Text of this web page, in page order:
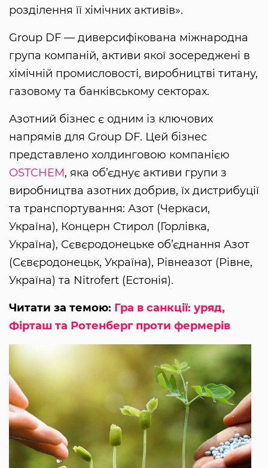
розділення її хімічних активів».
Group DF — диверсифікована міжнародна
група компаній, активи якої зосереджені в
хімічній промисловості, виробництві титану,
газовому та банківському секторах.
Азотний бізнес є одним із ключових
напрямів для Group DF. Цей бізнес
представлено холдинговою компанією
OSTCHEM, яка об’єднує активи групи з
виробництва азотних добрив, їх дистрибуції
та транспортування: Азот (Черкаси,
Україна), Концерн Стирол (Горлівка,
Україна), Сєвєродонецьке об’єднання Азот
(Сєвєродонецьк, Україна), Рівнеазот (Рівне,
Україна) та Nitrofert (Естонія).
Читати за темою: Гра в санкції: уряд,
Фірташ та Ротенберг проти фермерів